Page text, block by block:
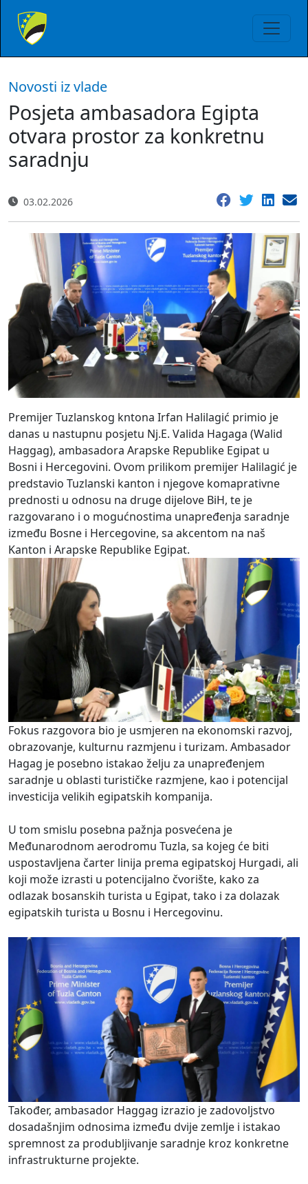
Novosti iz vlade
Posjeta ambasadora Egipta
otvara prostor za konkretnu
saradnju
03.02.2026
Premijer Tuzlanskog kntona Irfan Halilagić primio je
danas u nastupnu posjetu Nј.E. Valida Hagaga (Walid
Haggag), ambasadora Arapske Republike Egipat u
Bosni i Hercegovini. Ovom prilikom premijer Halilagić je
predstavio Tuzlanski kanton i njegove komaprativne
prednosti u odnosu na druge dijelove BiH, te je
razgovarano i o mogućnostima unapređenja saradnje
između Bosne i Hercegovine, sa akcentom na naš
Kanton i Arapske Republike Egipat.
Fokus razgovora bio je usmjeren na ekonomski razvoj,
obrazovanje, kulturnu razmjenu i turizam. Ambasador
Hagag je posebno istakao želju za unapređenjem
saradnje u oblasti turističke razmjene, kao i potencijal
investicija velikih egipatskih kompanija.
U tom smislu posebna pažnja posvećena je
Međunarodnom aerodromu Tuzla, sa kojeg će biti
uspostavljena čarter linija prema egipatskoj Hurgadi, ali
koji može izrasti u potencijalno čvorište, kako za
odlazak bosanskih turista u Egipat, tako i za dolazak
egipatskih turista u Bosnu i Hercegovinu.
Također, ambasador Haggag izrazio je zadovoljstvo
dosadašnjim odnosima između dvije zemlje i istakao
spremnost za produbljivanje saradnje kroz konkretne
infrastrukturne projekte.